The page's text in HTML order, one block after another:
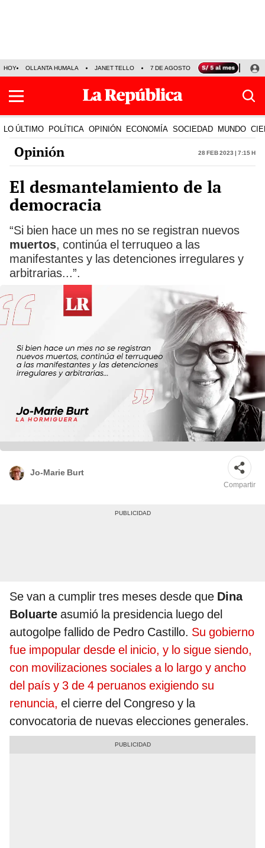
HOY OLLANTA HUMALA JANET TELLO 7 DE AGOSTO TINKA RESULTADOS
LO ÚLTIMO POLÍTICA OPINIÓN ECONOMÍA SOCIEDAD MUNDO
Opinión 28 Feb 2023 | 7:15 h
El desmantelamiento de la
democracia
“Si bien hace un mes no se registran nuevos
muertos, continúa el terruqueo a las
manifestantes y las detenciones irregulares y
arbitrarias...”.
Jo-Marie Burt
Compartir
Se van a cumplir tres meses desde que Dina
Boluarte asumió la presidencia luego del
autogolpe fallido de Pedro Castillo. Su gobierno
fue impopular desde el inicio, y lo sigue siendo,
con movilizaciones sociales a lo largo y ancho
del país y 3 de 4 peruanos exigiendo su
renuncia, el cierre del Congreso y la
convocatoria de nuevas elecciones generales.